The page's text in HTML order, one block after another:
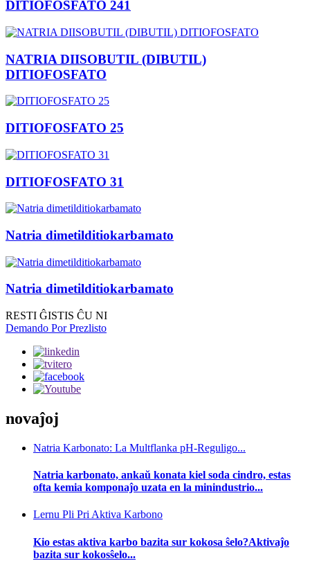
DITIOFOSFATO 241
NATRIA DIISOBUTIL (DIBUTIL)
DITIOFOSFATO
DITIOFOSFATO 25
DITIOFOSFATO 31
Natria dimetilditiokarbamato
Natria dimetilditiokarbamato
RESTI ĜISTIS ĈU NI
Demando Por Prezlisto
novaĵoj
Natria Karbonato: La Multflanka pH-Reguligo...
Natria karbonato, ankaŭ konata kiel soda cindro, estas
ofta kemia komponaĵo uzata en la minindustrio...
Lernu Pli Pri Aktiva Karbono
Kio estas aktiva karbo bazita sur kokosa ŝelo?Aktivaĵo
bazita sur kokosŝelo...